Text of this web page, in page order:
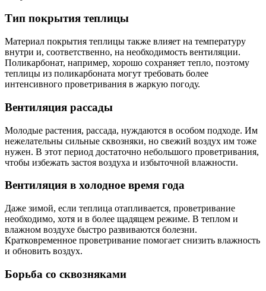
Тип покрытия теплицы
Материал покрытия теплицы также влияет на температуру
внутри и, соответственно, на необходимость вентиляции.
Поликарбонат, например, хорошо сохраняет тепло, поэтому
теплицы из поликарбоната могут требовать более
интенсивного проветривания в жаркую погоду.
Вентиляция рассады
Молодые растения, рассада, нуждаются в особом подходе. Им
нежелательны сильные сквозняки, но свежий воздух им тоже
нужен. В этот период достаточно небольшого проветривания,
чтобы избежать застоя воздуха и избыточной влажности.
Вентиляция в холодное время года
Даже зимой, если теплица отапливается, проветривание
необходимо, хотя и в более щадящем режиме. В теплом и
влажном воздухе быстро развиваются болезни.
Кратковременное проветривание помогает снизить влажность
и обновить воздух.
Борьба со сквозняками